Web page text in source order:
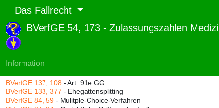
Das Fallrecht
BVerfGE 54, 173 - Zulassungszahlen
Information
Abruf und Rang:
RTF-Version
BVerfGE 137, 108 - Art. 91e GG
BVerfGE 133, 377 - Ehegattensplitting
BVerfGE 84, 59 - Mulitple-Choice-Verfahren